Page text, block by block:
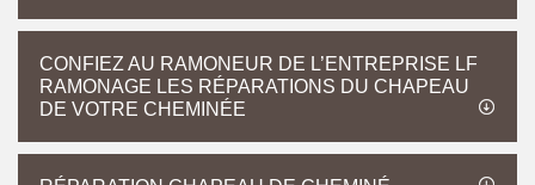
CONFIEZ AU RAMONEUR DE L’ENTREPRISE LF
RAMONAGE LES RÉPARATIONS DU CHAPEAU
DE VOTRE CHEMINÉE